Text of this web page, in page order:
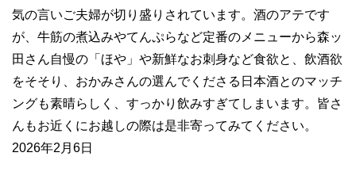
気の言いご夫婦が切り盛りされています。酒のアテです
が、牛筋の煮込みやてんぷらなど定番のメニューから森ッ
田さん自慢の「ほや」や新鮮なお刺身など食欲と、飲酒欲
をそそり、おかみさんの選んでくださる日本酒とのマッチ
ングも素晴らしく、すっかり飲みすぎてしまいます。皆さ
んもお近くにお越しの際は是非寄ってみてください。
2026年2月6日